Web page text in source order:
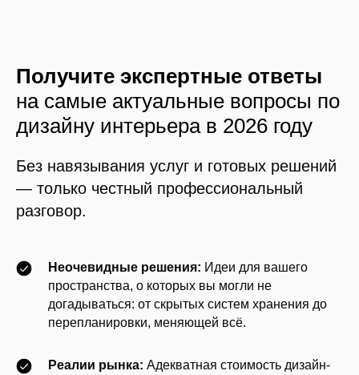
Получите экспертные ответы
на самые актуальные вопросы по
дизайну интерьера в 2026 году
Без навязывания услуг и готовых решений
— только честный профессиональный
разговор.
Неочевидные решения: Идеи для вашего
пространства, о которых вы могли не
догадываться: от скрытых систем хранения до
перепланировки, меняющей всё.
Реалии рынка: Адекватная стоимость дизайн-